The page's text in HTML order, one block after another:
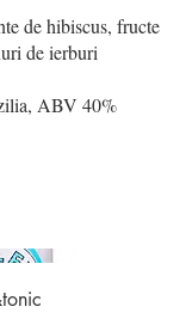
de hibiscus, fructe
de ierburi
ABV 40%